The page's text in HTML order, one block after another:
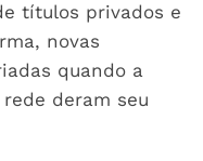
títulos privados e
novas
quando a
deram seu